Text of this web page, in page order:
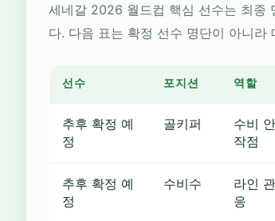
세네갈 2026 월드컵 핵심 선수는 최종
다. 다음 표는 확정 선수 명단이 아니라
선수 포지션 역할
추후 확정 예
정
골키퍼
수비
작점
추후 확정 예
정
수비수
라인
응